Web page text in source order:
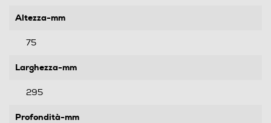
Altezza-mm
75
Larghezza-mm
295
Profondità-mm